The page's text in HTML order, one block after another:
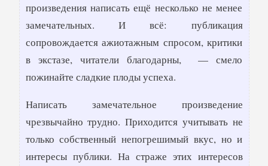
произведения написать ещё несколько не менее
замечательных. И всё: публикация
сопровождается ажиотажным спросом, критики
в экстазе, читатели благодарны, — смело
пожинайте сладкие плоды успеха.
Написать замечательное произведение
чрезвычайно трудно. Приходится учитывать не
только собственный непогрешимый вкус, но и
интересы публики. На страже этих интересов